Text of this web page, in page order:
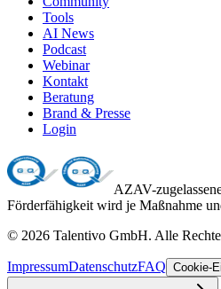
Tools
AI News
Podcast
Webinar
Kontakt
Beratung
Brand & Presse
Login
AZAV-
Förderfähigkeit wird je Maßnahme
© 2026 Talentivo GmbH. Alle
ImpressumDatenschutzFAQ Cookie-